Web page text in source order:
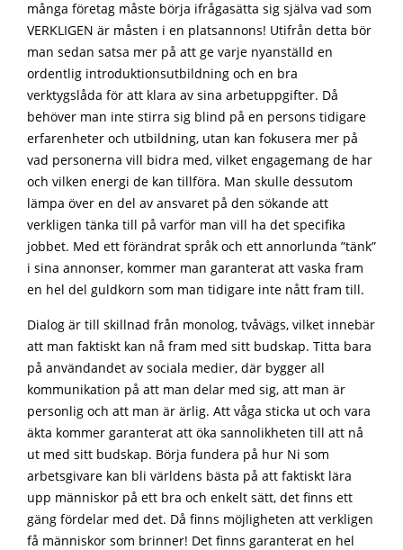
många företag måste börja ifrågasätta sig själva vad som
VERKLIGEN är måsten i en platsannons! Utifrån detta bör
man sedan satsa mer på att ge varje nyanställd en
ordentlig introduktionsutbildning och en bra
verktygslåda för att klara av sina arbetuppgifter. Då
behöver man inte stirra sig blind på en persons tidigare
erfarenheter och utbildning, utan kan fokusera mer på
vad personerna vill bidra med, vilket engagemang de har
och vilken energi de kan tillföra. Man skulle dessutom
lämpa över en del av ansvaret på den sökande att
verkligen tänka till på varför man vill ha det specifika
jobbet. Med ett förändrat språk och ett annorlunda ”tänk”
i sina annonser, kommer man garanterat att vaska fram
en hel del guldkorn som man tidigare inte nått fram till.
Dialog är till skillnad från monolog, tvåvägs, vilket innebär
att man faktiskt kan nå fram med sitt budskap. Titta bara
på användandet av sociala medier, där bygger all
kommunikation på att man delar med sig, att man är
personlig och att man är ärlig. Att våga sticka ut och vara
äkta kommer garanterat att öka sannolikheten till att nå
ut med sitt budskap. Börja fundera på hur Ni som
arbetsgivare kan bli världens bästa på att faktiskt lära
upp människor på ett bra och enkelt sätt, det finns ett
gäng fördelar med det. Då finns möjligheten att verkligen
få människor som brinner! Det finns garanterat en hel